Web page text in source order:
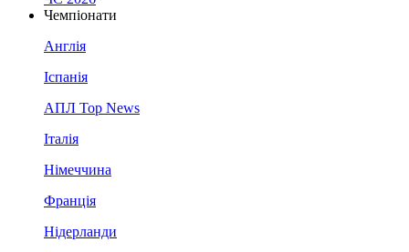
Чемпіонати
Англія
Іспанія
АПЛ Top News
Італія
Німеччина
Франція
Нідерланди